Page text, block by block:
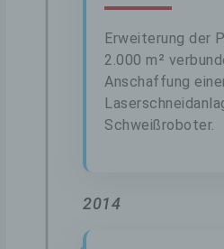
Erweiterung der
2.000 m²
Anschaffung
Schweißroboter.
2014
DE137240906
COOKIES /
LOCALSTORAGE
genannte Cookies,
Angebot
SessionStorage ist eine